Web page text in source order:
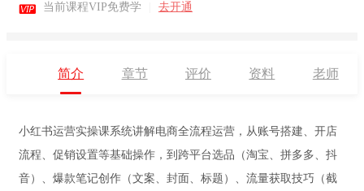
 当前课程VIP免费学 去开通
简介 章节 评价 资料 老师
小红书运营实操课系统讲解电商全流程运营，从账号搭建、开店
流程、促销设置等基础操作，到跨平台选品（淘宝、拼多多、抖
音）、爆款笔记创作（文案、封面、标题）、流量获取技巧（截